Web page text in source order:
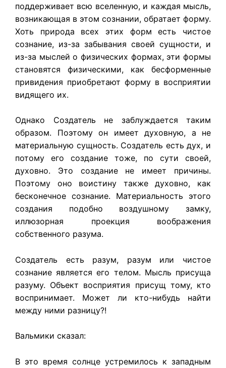
поддерживает всю вселенную, и каждая мысль,
возникающая в этом сознании, обратает форму.
Хоть природа всех этих форм есть чистое
сознание, из-за забывания своей сущности, и
из-за мыслей о физических формах, эти формы
становятся физическими, как бесформенные
привидения приобретают форму в восприятии
видящего их.
Однако Создатель не заблуждается таким
образом. Поэтому он имеет духовную, а не
материальную сущность. Создатель есть дух, и
потому его создание тоже, по сути своей,
духовно. Это создание не имеет причины.
Поэтому оно воистину также духовно, как
бесконечное сознание. Материальность этого
создания подобно воздушному замку,
иллюзорная проекция воображения
собственного разума.
Создатель есть разум, разум или чистое
сознание является его телом. Мысль присуща
разуму. Объект восприятия присущ тому, кто
воспринимает. Может ли кто-нибудь найти
между ними разницу?!
Вальмики сказал:
В это время солнце устремилось к западным